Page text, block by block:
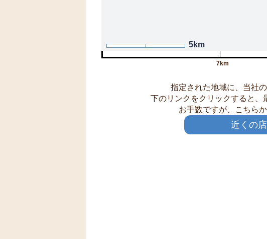
5km
7km
指定された地域に、当社
下のリンクをクリックすると、
お手数ですが、こちら
近くの